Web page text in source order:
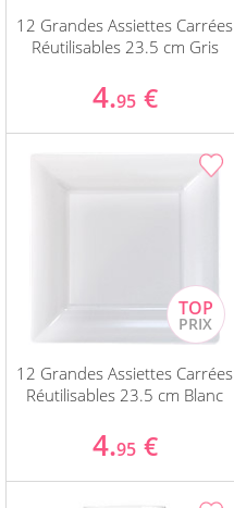
12 Grandes Assiettes Carrées
Réutilisables 23.5 cm Gris
4.95 €
12 Grandes Assiettes Carrées
Réutilisables 23.5 cm Blanc
4.95 €